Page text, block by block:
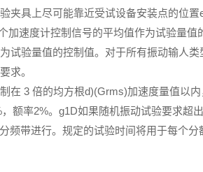
夹具上尽可能靠近受试设备安装点的位置
加速度计控制信号的平均值作为试验量值
试验量值的控制值。对于所有振动输人类
求。
在 3 倍的均方根d)(Grms)加速度量值以内
额率2%。g1D如果随机振动试验要求超
频带进行。规定的试验时间将用于每个分